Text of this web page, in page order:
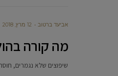
אביעד ברטוב 12 מרץ, 2018
מה קורה
שיפוצים שלא נגמרים,